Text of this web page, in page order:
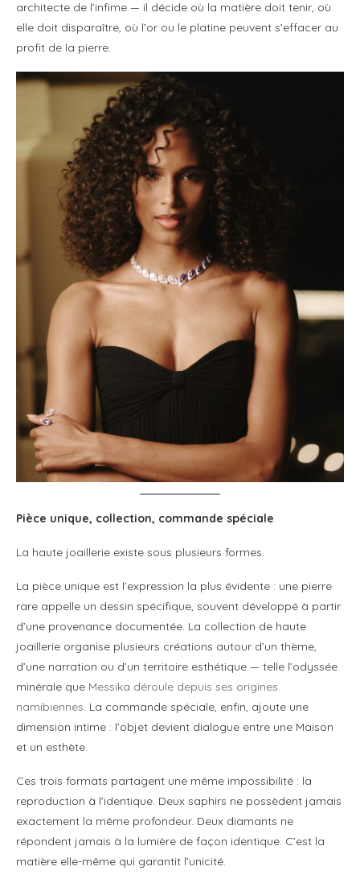
architecte de l’infime — il décide où la matière doit tenir, où
elle doit disparaître, où l’or ou le platine peuvent s’effacer au
profit de la pierre.
Pièce unique, collection, commande spéciale
La haute joaillerie existe sous plusieurs formes.
La pièce unique est l’expression la plus évidente : une pierre
rare appelle un dessin spécifique, souvent développé à partir
d’une provenance documentée. La collection de haute
joaillerie organise plusieurs créations autour d’un thème,
d’une narration ou d’un territoire esthétique — telle l’odyssée
minérale que Messika déroule depuis ses origines
namibiennes. La commande spéciale, enfin, ajoute une
dimension intime : l’objet devient dialogue entre une Maison
et un esthète.
Ces trois formats partagent une même impossibilité : la
reproduction à l’identique. Deux saphirs ne possèdent jamais
exactement la même profondeur. Deux diamants ne
répondent jamais à la lumière de façon identique. C’est la
matière elle-même qui garantit l’unicité.